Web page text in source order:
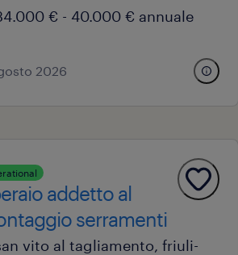
€ - 40.000 € annuale
2026
addetto al
serramenti
vito al tagliamento, friuli-